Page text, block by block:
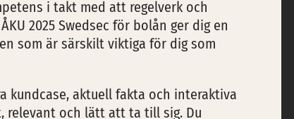
i takt med att regelverk och
2025 Swedsec för bolån ger dig en
som är särskilt viktiga för dig som
kundcase, aktuell fakta och interaktiva
relevant och lätt att ta till sig. Du